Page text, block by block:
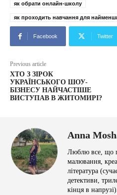
як обрати онлайн-школу
як проходить навчання для
Facebook Twitter
Previous article
ХТО З ЗІРОК
УКРАЇНСЬКОГО ШОУ-
БІЗНЕСУ НАЙЧАСТІШЕ
ВИСТУПАВ В ЖИТОМИРІ?
Anna
Люблю все, що
малювання,
література
детективи,
кінця в